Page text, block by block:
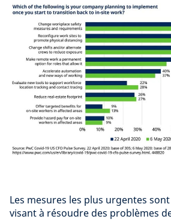
Les mesures les plus urgentes
visant à résoudre des problèmes